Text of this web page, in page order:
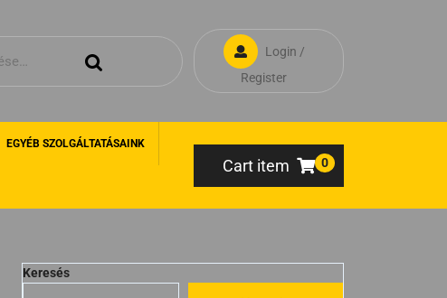
Login /
Register
EGYÉB SZOLGÁLTATÁSAINK
Cart item 0
Keresés